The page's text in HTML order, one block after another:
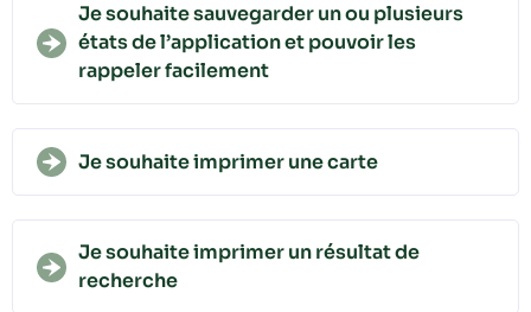
Je souhaite sauvegarder un ou plusieurs
états de l’application et pouvoir les
rappeler facilement
Je souhaite imprimer une carte
Je souhaite imprimer un résultat de
recherche